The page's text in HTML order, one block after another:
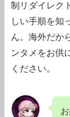
制リダイレク
しい手順を知
ん。海外だか
ンタメをお供
ください。